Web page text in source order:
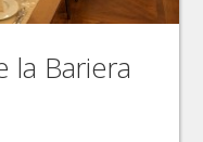
la Bariera